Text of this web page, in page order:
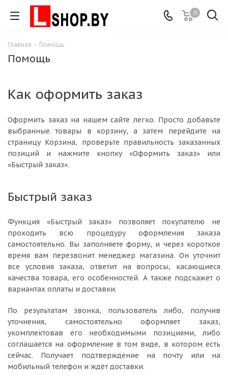
0
Главная - Помощь
Помощь
Как оформить заказ
Оформить заказ на нашем сайте легко. Просто добавьте
выбранные товары в корзину, а затем перейдите на
страницу Корзина, проверьте правильность заказанных
позиций и нажмите кнопку «Оформить заказ» или
«Быстрый заказ».
Быстрый заказ
Функция «Быстрый заказ» позволяет покупателю не
проходить всю процедуру оформления заказа
самостоятельно. Вы заполняете форму, и через короткое
время вам перезвонит менеджер магазина. Он уточнит
все условия заказа, ответит на вопросы, касающиеся
качества товара, его особенностей. А также подскажет о
вариантах оплаты и доставки.
По результатам звонка, пользователь либо, получив
уточнения, самостоятельно оформляет заказ,
укомплектовав его необходимыми позициями, либо
соглашается на оформление в том виде, в котором есть
сейчас. Получает подтверждение на почту или на
мобильный телефон и ждёт доставки.